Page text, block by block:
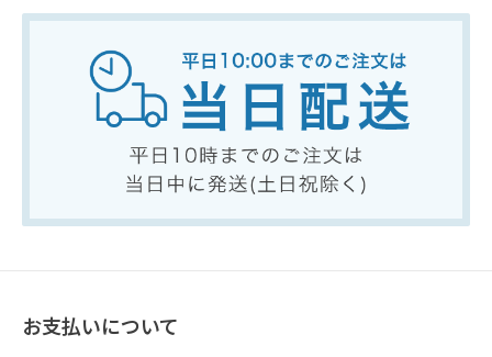
お支払いについて